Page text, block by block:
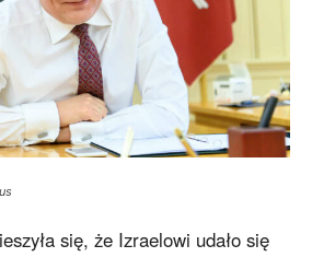
się, że Izraelowi udało się